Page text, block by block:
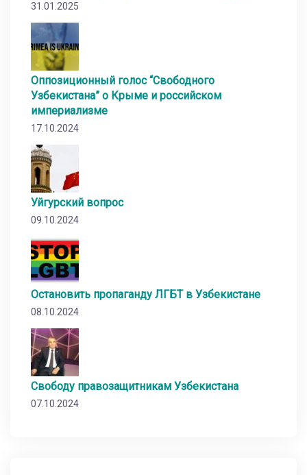
31.01.2025
Оппозиционный голос “Свободного
Узбекистана” о Крыме и российском
империализме
17.10.2024
Уйгурский вопрос
09.10.2024
Остановить пропаганду ЛГБТ в Узбекистане
08.10.2024
Свободу правозащитникам Узбекистана
07.10.2024